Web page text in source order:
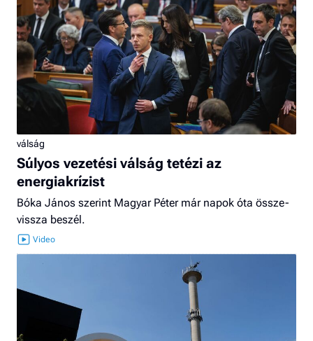
válság
Súlyos vezetési válság tetézi az
energiakrízist
Bóka János szerint Magyar Péter már napok óta össze-
vissza beszél.